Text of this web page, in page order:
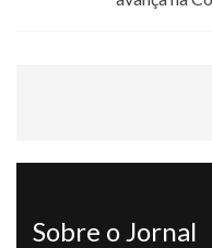
Sobre o Jornal